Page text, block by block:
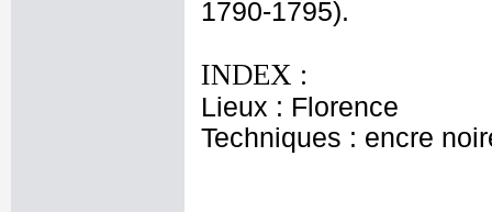
1790-1795).
INDEX :
Lieux : Florence
Techniques : encre